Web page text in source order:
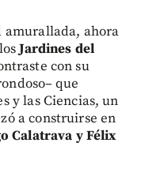
amurallada, ahora
Jardines del
con su
que
y las Ciencias, un
a construirse en
Calatrava y Félix